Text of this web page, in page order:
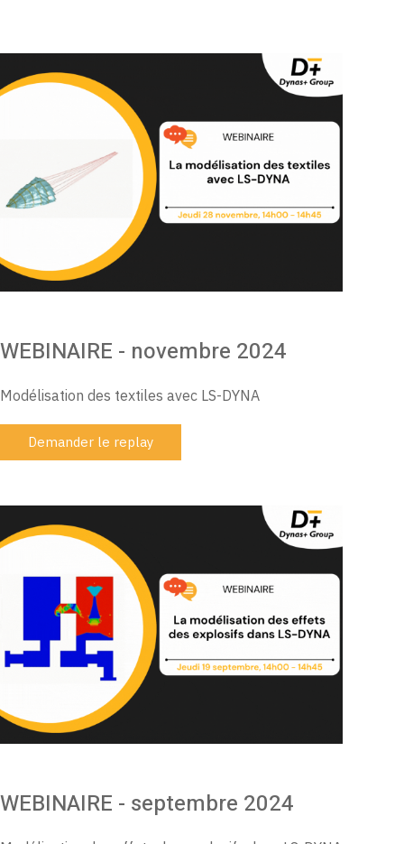
WEBINAIRE - novembre 2024
Modélisation des textiles avec LS-DYNA
Demander le replay
WEBINAIRE - septembre 2024